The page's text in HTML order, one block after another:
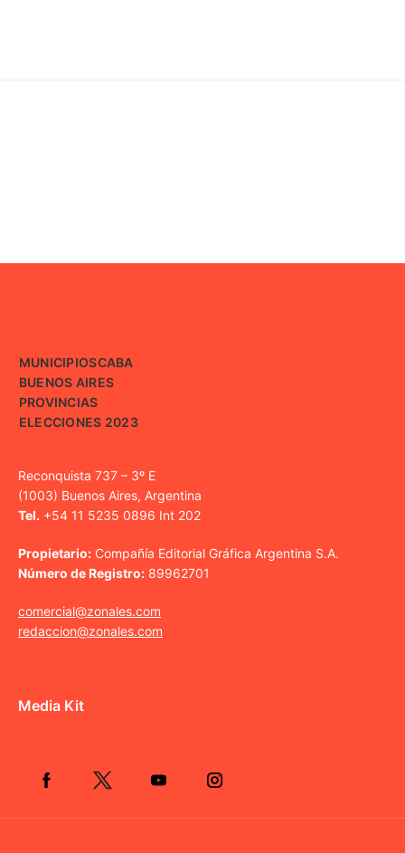
MUNICIPIOSCABA
BUENOS AIRES
PROVINCIAS
ELECCIONES 2023
Reconquista 737 – 3º E
(1003) Buenos Aires, Argentina
Tel. +54 11 5235 0896 Int 202
Propietario: Compañía Editorial Gráfica Argentina S.A.
Número de Registro: 89962701
comercial@zonales.com
redaccion@zonales.com
Media Kit